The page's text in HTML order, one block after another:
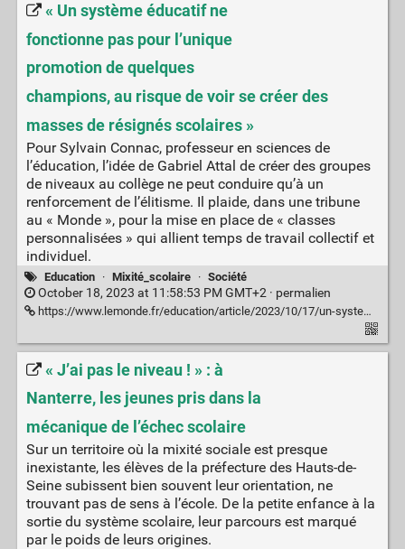
« Un système éducatif ne
fonctionne pas pour l’unique
promotion de quelques
champions, au risque de voir se créer des
masses de résignés scolaires »
Pour Sylvain Connac, professeur en sciences de
l’éducation, l’idée de Gabriel Attal de créer des groupes
de niveaux au collège ne peut conduire qu’à un
renforcement de l’élitisme. Il plaide, dans une tribune
au « Monde », pour la mise en place de « classes
personnalisées » qui allient temps de travail collectif et
individuel.
Education · Mixité_scolaire · Société
October 18, 2023 at 11:58:53 PM GMT+2 · permalien
https://www.lemonde.fr/education/article/2023/10/17/un-systeme-educatif-ne-fonctionne-pas-pour-l-unique-promotion-de-quelques-champions-au-risque-de-voir-se-creer-des-masses-de-perdants-et-de-resignes-scolaires_6194897_1473685.html
« J’ai pas le niveau ! » : à
Nanterre, les jeunes pris dans la
mécanique de l’échec scolaire
Sur un territoire où la mixité sociale est presque
inexistante, les élèves de la préfecture des Hauts-de-
Seine subissent bien souvent leur orientation, ne
trouvant pas de sens à l’école. De la petite enfance à la
sortie du système scolaire, leur parcours est marqué
par le poids de leurs origines.